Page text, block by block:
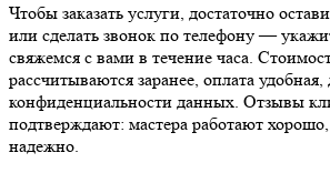
Чтобы заказать услуги, достаточно
или сделать звонок по телефону —
свяжемся с вами в течение часа.
рассчитываются заранее, оплата удобная,
конфиденциальности данных. Отзывы
подтверждают: мастера работают
надежно.